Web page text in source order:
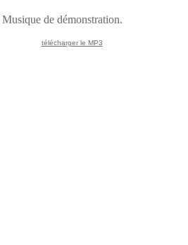
Musique de démonstration.
télécharger le MP3